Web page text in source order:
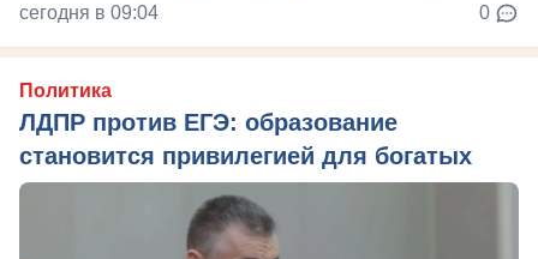
сегодня в 09:04 0
Политика
ЛДПР против ЕГЭ: образование
становится привилегией для богатых